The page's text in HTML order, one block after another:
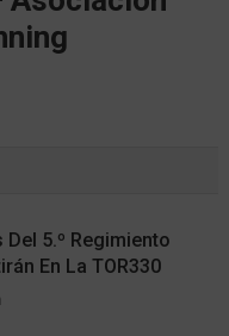
Del 5.º Regimiento
En La TOR330